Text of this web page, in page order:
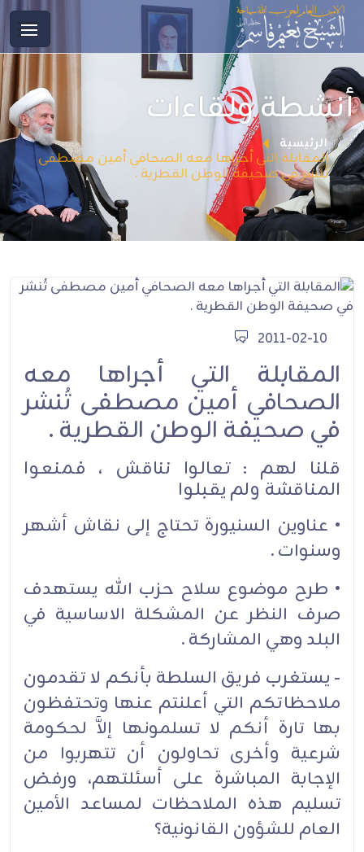
أنشطة ولقاءات
الرئيسية
المقابلة التي أجراها معه الصحافي أمين مصطفى
تُنشر في صحيفة الوطن القطرية .
2011-02-10
المقابلة التي أجراها معه
الصحافي أمين مصطفى تُنشر
في صحيفة الوطن القطرية .
قلنا لهم : تعالوا نناقش ، فمنعوا
المناقشة ولم يقبلوا
• عناوين السنيورة تحتاج إلى نقاش أشهر
وسنوات .
• طرح موضوع سلاح حزب الله يستهدف
صرف النظر عن المشكلة الاساسية في
البلد وهي المشاركة .
- يستغرب فريق السلطة بأنكم لا تقدمون
ملاحظاتكم التي أعلنتم عنها وتحتفظون
بها تارة أنكم لا تسلمونها إلاَّ لحكومة
شرعية وأخرى تحاولون أن تتهربوا من
الإجابة المباشرة على أسئلتهم، ورفض
تسليم هذه الملاحظات لمساعد الأمين
العام للشؤون القانونية؟